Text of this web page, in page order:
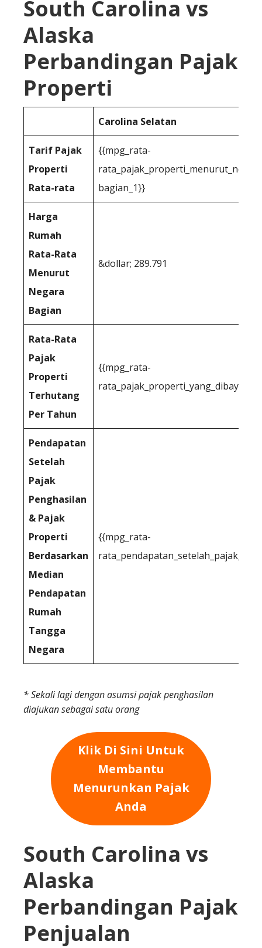
South Carolina vs
Alaska
Perbandingan Pajak
Properti
Carolina Selatan
Tarif Pajak
Properti
Rata-rata
{{mpg_rata-
bagian_1}}
Harga
Rumah
Rata-Rata
Menurut
Negara
Bagian
&dollar; 289.791
Rata-Rata
Pajak
Properti
Terhutang
Per Tahun
{{mpg_rata-
Pendapatan
Setelah
Pajak
Penghasilan
& Pajak
Properti
Berdasarkan
Median
Pendapatan
Rumah
Tangga
Negara
{{mpg_rata-
* Sekali lagi dengan asumsi pajak penghasilan
diajukan sebagai satu orang
Klik Di Sini Untuk
Membantu
Menurunkan Pajak
Anda
South Carolina vs
Alaska
Perbandingan Pajak
Penjualan